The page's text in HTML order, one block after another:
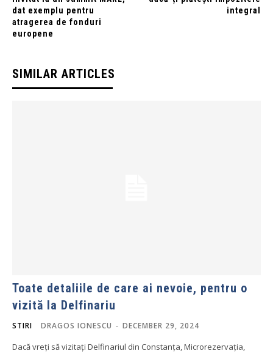
dat exemplu pentru
atragerea de fonduri
europene
integral
SIMILAR ARTICLES
Toate detaliile de care ai nevoie, pentru o
vizită la Delfinariu
STIRI DRAGOS IONESCU - DECEMBER 29, 2024
Dacă vreți să vizitați Delfinariul din Constanța, Microrezervația,